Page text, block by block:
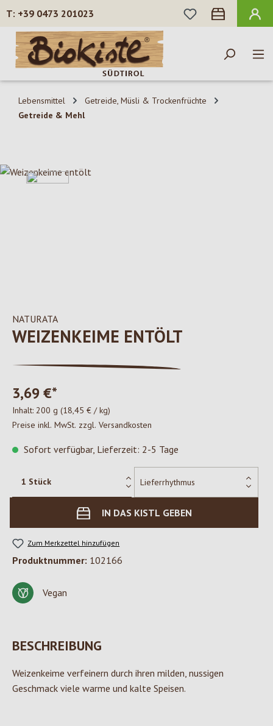
Zum Hauptinhalt springen
+39 0473 201023
DU HAST 0
Lebensmittel
Getreide, Müsli & Trockenfrüchte
Getreide & Mehl
Bildergalerie überspringen
NATURATA
WEIZENKEIME ENTÖLT
3,69 €*
Inhalt: 200 g (18,45 € / kg)
Preise inkl. MwSt. zzgl. Versandkosten
Sofort verfügbar, Lieferzeit: 2-5 Tage
IN DAS KISTL GEBEN
Zum Merkzettel hinzufügen
Produktnummer: 102166
Vegan
BESCHREIBUNG
Weizenkeime verfeinern durch ihren milden, nussigen
Geschmack viele warme und kalte Speisen.